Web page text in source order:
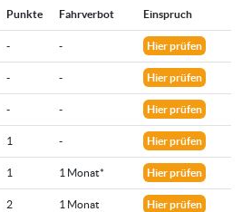
Punkte Fahrverbot Einspruch
- - Hier prüfen
- - Hier prüfen
- - Hier prüfen
1 - Hier prüfen
1 1 Monat* Hier prüfen
2 1 Monat Hier prüfen